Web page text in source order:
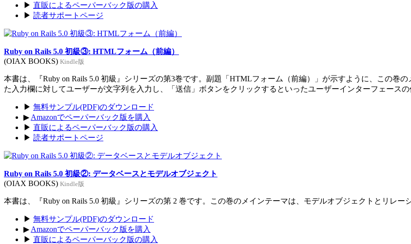
▶ 直販によるペーパーバック版の購入
▶ 読者サポートページ
Ruby on Rails 5.0 初級③: HTMLフォーム（前編）
(OIAX BOOKS) Kindle版
本書は、『Ruby on Rails 5.0 初級』シリーズの第3巻です。副題「HTMLフォーム（前編）」が示すように、この巻
た入力欄に対してユーザーが文字列を入力し、「送信」ボタンをクリックするといったユーザーインターフェースの
▶ 無料サンプル(PDF)のダウンロード
▶ Amazonでペーパーバック版を購入
▶ 直販によるペーパーバック版の購入
▶ 読者サポートページ
Ruby on Rails 5.0 初級②: データベースとモデルオブジェクト
(OIAX BOOKS) Kindle版
本書は、『Ruby on Rails 5.0 初級』シリーズの第 2 巻です。この巻のメインテーマは、モデルオブジェクトとリレー
▶ 無料サンプル(PDF)のダウンロード
▶ Amazonでペーパーバック版を購入
▶ 直販によるペーパーバック版の購入